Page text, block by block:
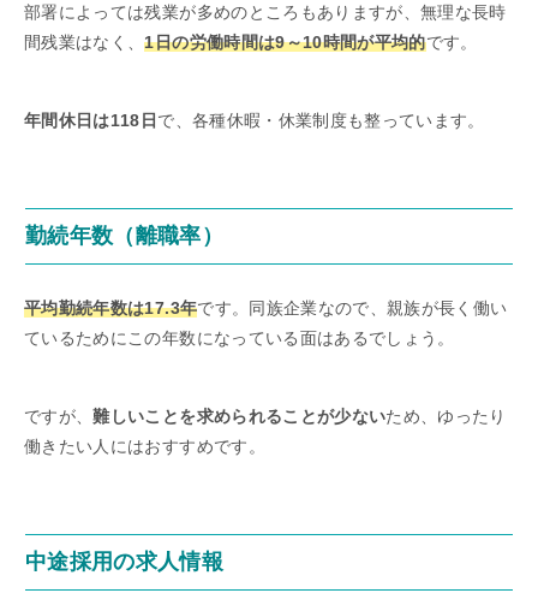
部署によっては残業が多めのところもありますが、無理な長時
間残業はなく、1日の労働時間は9～10時間が平均的です。
年間休日は118日 で、各種休暇・休業制度も整っています。
勤続年数（離職率）
平均勤続年数は17.3年です。同族企業なので、親族が長く働い
ているためにこの年数になっている面はあるでしょう。
ですが、難しいことを求められることが少ないため、ゆったり
働きたい人にはおすすめです。
中途採用の求人情報